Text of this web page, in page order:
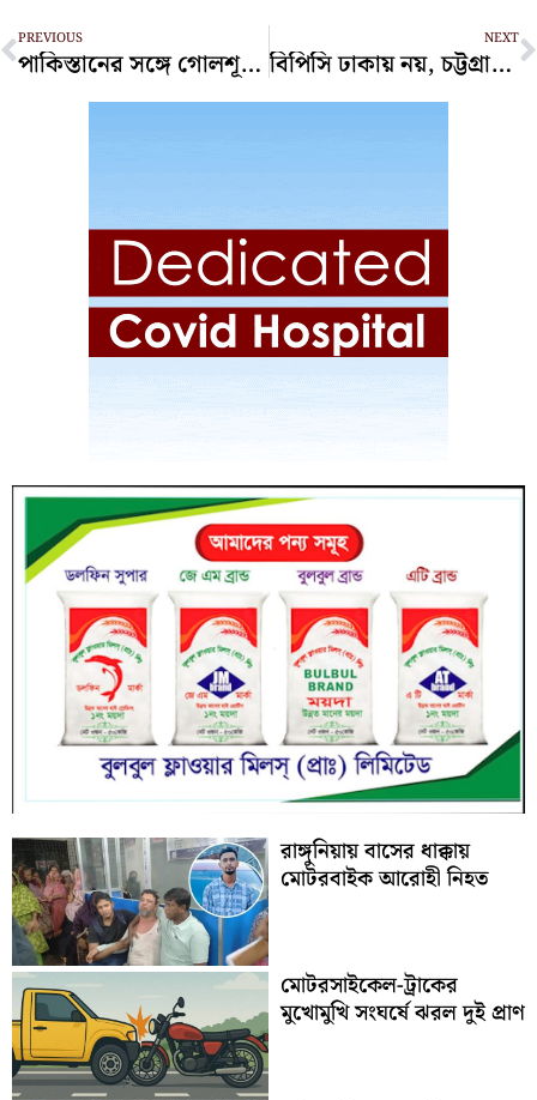
Prev
PREVIOUS
পাকিস্তানের সঙ্গে গোলশূন্য ড্র বাংলাদেশের
NEXT
বিপিসি ঢাকায় নয়, চট্টগ্রামেই থাকবে বললেন অর্থমন্ত্রী
রাঙ্গুনিয়ায় বাসের ধাক্কায়
মোটরবাইক আরোহী নিহত
মোটরসাইকেল-ট্রাকের
মুখোমুখি সংঘর্ষে ঝরল দুই প্রাণ